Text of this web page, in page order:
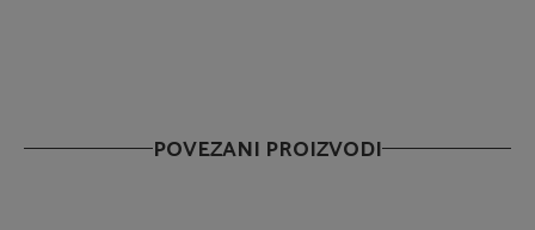
POVEZANI PROIZVODI